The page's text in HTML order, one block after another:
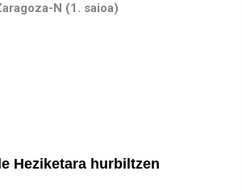
N (1. saioa)
Heziketara hurbiltzen